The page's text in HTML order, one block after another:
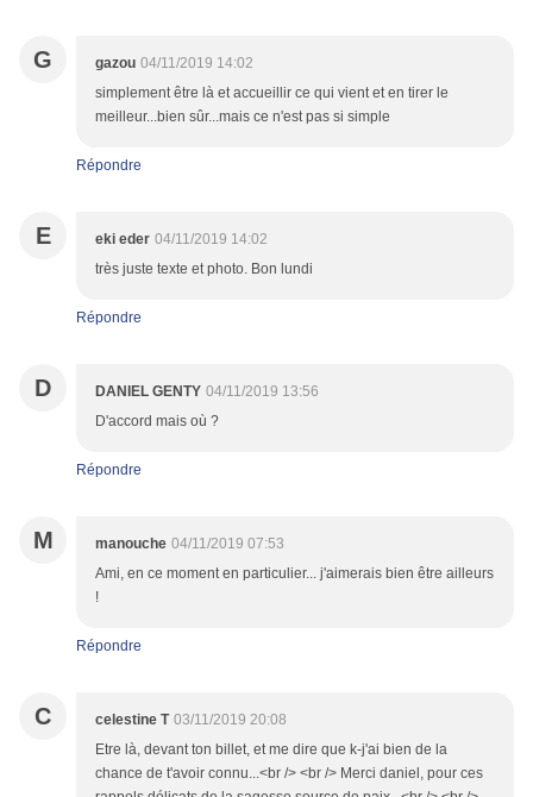
G gazou 04/11/2019 14:02
simplement être là et accueillir ce qui vient et en tirer le
meilleur...bien sûr...mais ce n'est pas si simple
Répondre
E eki eder 04/11/2019 14:02
très juste texte et photo. Bon lundi
Répondre
D DANIEL GENTY 04/11/2019 13:56
D'accord mais où ?
Répondre
M manouche 04/11/2019 07:53
Ami, en ce moment en particulier... j'aimerais bien être ailleurs
!
Répondre
C celestine T 03/11/2019 20:08
Etre là, devant ton billet, et me dire que k-j'ai bien de la
chance de t'avoir connu...<br /> <br /> Merci daniel, pour ces